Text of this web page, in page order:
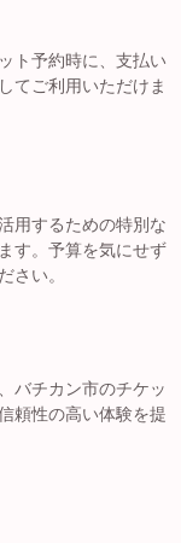
ト予約時に、支払い
てご利用いただけま
用するための特別な
す。予算を気にせず
さい。
バチカン市のチケッ
頼性の高い体験を提